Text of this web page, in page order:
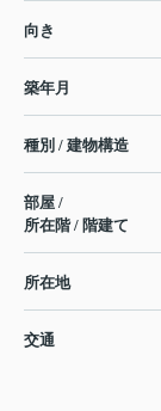
向き
築年月
種別 / 建物構造
部屋 /
所在階 / 階建て
所在地
交通